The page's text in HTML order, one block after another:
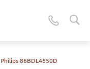
Philips 86BDL4650D